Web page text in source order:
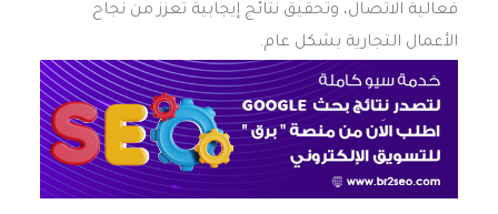
فعالية الاتصال، وتحقيق نتائج إيجابية تعزز من نجاح
الأعمال التجارية بشكل عام.